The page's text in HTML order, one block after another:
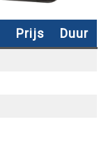
Prijs Duur